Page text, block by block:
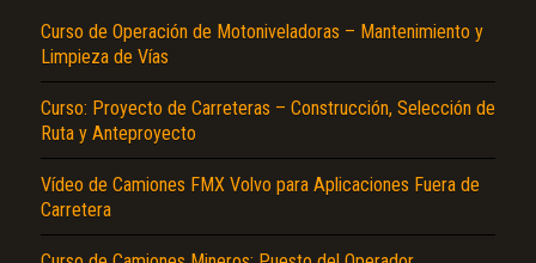
Curso de Operación de Motoniveladoras – Mantenimiento y
Limpieza de Vías
Curso: Proyecto de Carreteras – Construcción, Selección de
Ruta y Anteproyecto
Vídeo de Camiones FMX Volvo para Aplicaciones Fuera de
Carretera
El Título es incorrecto según el contenido.